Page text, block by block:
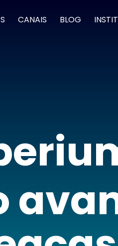
CANAIS BLOG